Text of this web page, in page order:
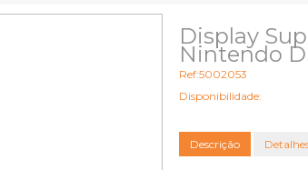
Display
Nintendo
Ref:5002053
Disponibilidade:
Descrição